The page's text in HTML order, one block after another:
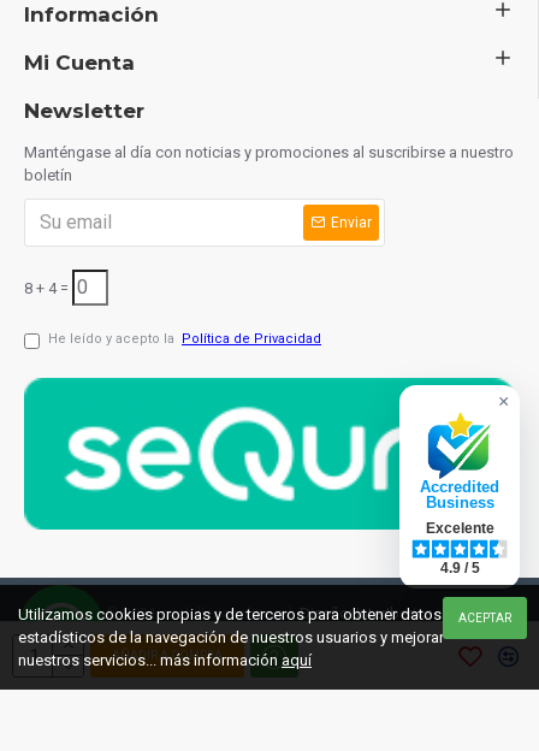
AÑADIR A COMPRA
Información
Mi Cuenta
Newsletter
Manténgase al día con noticias y promociones al suscribirse a nuestro
boletín
Enviar
8 + 4 =
He leído y acepto la Política de Privacidad
© 2021 cuchilleriaonline.mlDiseño: InterIberica ACEPTAR
Utilizamos cookies propias y de terceros para obtener datos
estadísticos de la navegación de nuestros usuarios y mejorar
nuestros servicios... más información aquí
×
Accredited
Business
Excelente
4.9 / 5